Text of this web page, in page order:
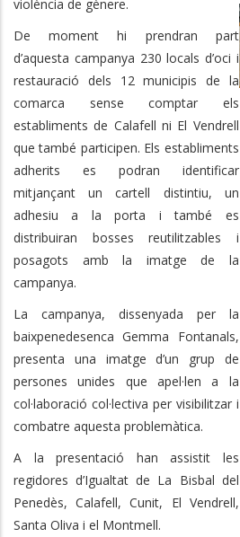
violència de gènere.
De moment hi prendran part
d’aquesta campanya 230 locals d’oci i
restauració dels 12 municipis de la
comarca sense comptar els
establiments de Calafell ni El Vendrell
que també participen. Els establiments
adherits es podran identificar
mitjançant un cartell distintiu, un
adhesiu a la porta i també es
distribuiran bosses reutilitzables i
posagots amb la imatge de la
campanya.
La campanya, dissenyada per la
baixpenedesenca Gemma Fontanals,
presenta una imatge d’un grup de
persones unides que apel·len a la
col·laboració col·lectiva per visibilitzar i
combatre aquesta problemàtica.
A la presentació han assistit les
regidores d’Igualtat de La Bisbal del
Penedès, Calafell, Cunit, El Vendrell,
Santa Oliva i el Montmell.